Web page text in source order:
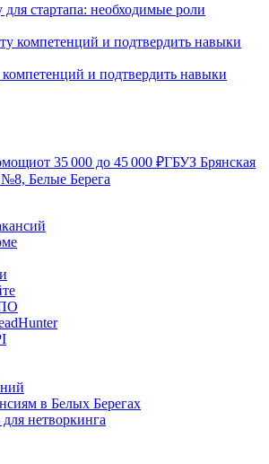
для стартапа: необходимые роли
компетенций и подтвердить навыки
от 35 000 до 45 000 ₽ГБУЗ Брянская
Белые Берега
в Белых Берегах
нетворкинга